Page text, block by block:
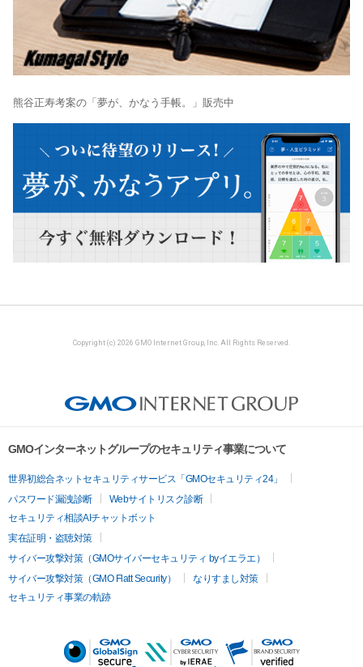
熊谷正寿考案の「夢が、かなう手帳。」販売中
Copyright (c) 2026 GMO Internet Group, Inc. All Rights Reserved.
GMOインターネットグループのセキュリティ事業について
世界初総合ネットセキュリティサービス「GMOセキュリティ24」
パスワード漏洩診断
Webサイトリスク診断
セキュリティ相談AIチャットボット
実在証明・盗聴対策
サイバー攻撃対策（GMOサイバーセキュリティ byイエラエ）
サイバー攻撃対策（GMO Flatt Security）
なりすまし対策
セキュリティ事業の軌跡